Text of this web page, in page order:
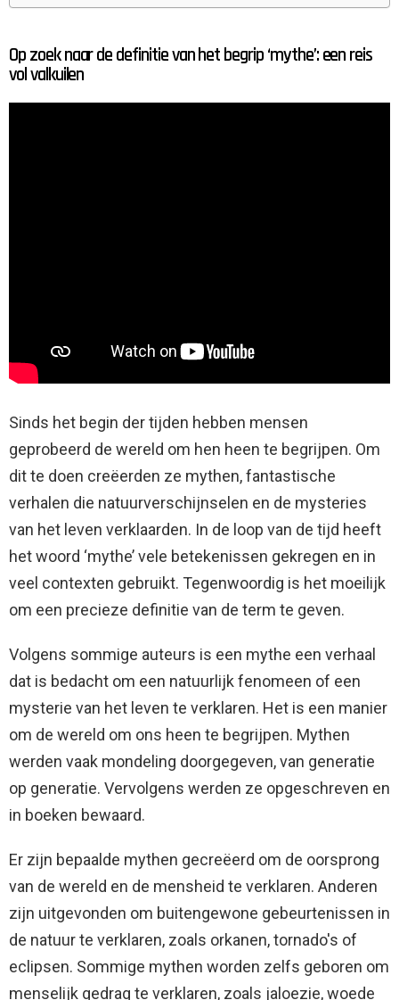
Op zoek naar de definitie van het begrip ‘mythe’: een reis
vol valkuilen
Sinds het begin der tijden hebben mensen
geprobeerd de wereld om hen heen te begrijpen. Om
dit te doen creëerden ze mythen, fantastische
verhalen die natuurverschijnselen en de mysteries
van het leven verklaarden. In de loop van de tijd heeft
het woord ‘mythe’ vele betekenissen gekregen en in
veel contexten gebruikt. Tegenwoordig is het moeilijk
om een ​​precieze definitie van de term te geven.
Volgens sommige auteurs is een mythe een verhaal
dat is bedacht om een ​​natuurlijk fenomeen of een
mysterie van het leven te verklaren. Het is een manier
om de wereld om ons heen te begrijpen. Mythen
werden vaak mondeling doorgegeven, van generatie
op generatie. Vervolgens werden ze opgeschreven en
in boeken bewaard.
Er zijn bepaalde mythen gecreëerd om de oorsprong
van de wereld en de mensheid te verklaren. Anderen
zijn uitgevonden om buitengewone gebeurtenissen in
de natuur te verklaren, zoals orkanen, tornado's of
eclipsen. Sommige mythen worden zelfs geboren om
menselijk gedrag te verklaren, zoals jaloezie, woede